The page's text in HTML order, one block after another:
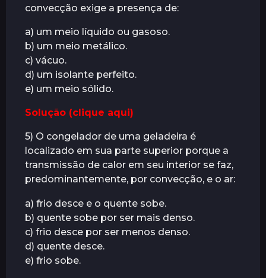
convecção exige a presença de:
a) um meio líquido ou gasoso.
b) um meio metálico.
c) vácuo.
d) um isolante perfeito.
e) um meio sólido.
Solução (clique aqui)
5) O congelador de uma geladeira é
localizado em sua parte superior porque a
transmissão de calor em seu interior se faz,
predominantemente, por convecção, e o ar:
a) frio desce e o quente sobe.
b) quente sobe por ser mais denso.
c) frio desce por ser menos denso.
d) quente desce.
e) frio sobe.